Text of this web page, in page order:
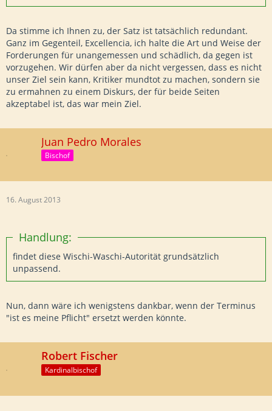
Da stimme ich Ihnen zu, der Satz ist tatsächlich redundant.
Ganz im Gegenteil, Excellencia, ich halte die Art und Weise der
Forderungen für unangemessen und schädlich, da gegen ist
vorzugehen. Wir dürfen aber da nicht vergessen, dass es nicht
unser Ziel sein kann, Kritiker mundtot zu machen, sondern sie
zu ermahnen zu einem Diskurs, der für beide Seiten
akzeptabel ist, das war mein Ziel.
Juan Pedro Morales
Bischof
16. August 2013
Handlung:
findet diese Wischi-Waschi-Autorität grundsätzlich
unpassend.
Nun, dann wäre ich wenigstens dankbar, wenn der Terminus
"ist es meine Pflicht" ersetzt werden könnte.
Robert Fischer
Kardinalbischof